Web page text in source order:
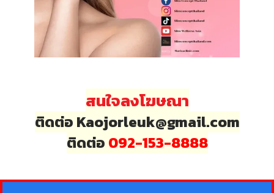
สนใจลงโฆษณา
ติดต่อ Kaojorleuk@gmail.com
ติดต่อ 092-153-8888